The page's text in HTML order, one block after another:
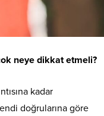
neye dikkat etmeli?
kadar
doğrularına göre